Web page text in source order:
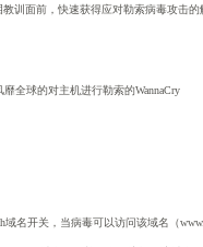
训面前，快速获得应对勒索病毒攻击
靡全球的对主机进行勒索的WannaCry
域名开关，当病毒可以访问该域名（